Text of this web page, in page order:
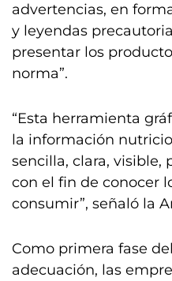
advertencias, en
y leyendas
presentar los
norma”.
“Esta herramienta
la información
sencilla, clara, visible,
con el fin de conocer
consumir”, señaló la
Como primera fase
adecuación, las